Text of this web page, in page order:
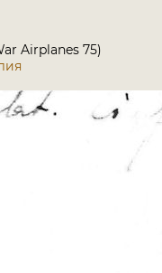
Airplanes 75)